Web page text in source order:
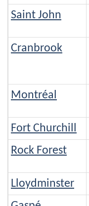
Saint John
Cranbrook
Montréal
Fort Churchill
Rock Forest
Lloydminster